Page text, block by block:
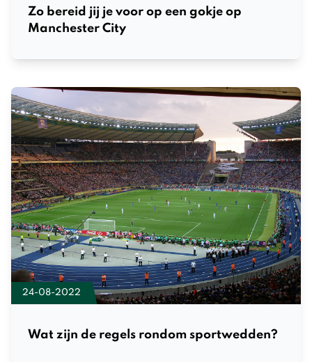
Zo bereid jij je voor op een gokje op
Manchester City
24-08-2022
Wat zijn de regels rondom sportwedden?